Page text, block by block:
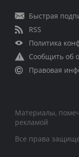
Быстрая
RSS
Политика
Сообщить об
Правовая
Материалы,
рекламой
Все права